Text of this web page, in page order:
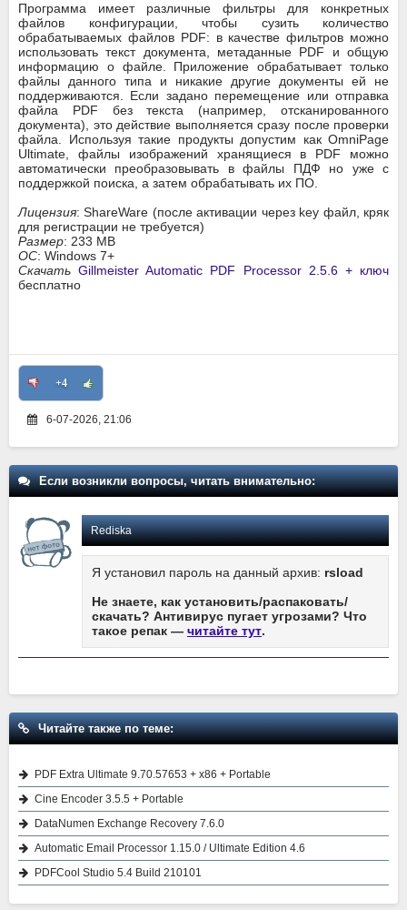
Программа имеет различные фильтры для конкретных
файлов конфигурации, чтобы сузить количество
обрабатываемых файлов PDF: в качестве фильтров можно
использовать текст документа, метаданные PDF и общую
информацию о файле. Приложение обрабатывает только
файлы данного типа и никакие другие документы ей не
поддерживаются. Если задано перемещение или отправка
файла PDF без текста (например, отсканированного
документа), это действие выполняется сразу после проверки
файла. Используя такие продукты допустим как OmniPage
Ultimate, файлы изображений хранящиеся в PDF можно
автоматически преобразовывать в файлы ПДФ но уже с
поддержкой поиска, а затем обрабатывать их ПО.
Лицензия: ShareWare (после активации через key файл, кряк
для регистрации не требуется)
Размер: 233 MB
ОС: Windows 7+
СкачатьGillmeister Automatic PDF Processor 2.5.6 + ключ
бесплатно
+4
6-07-2026, 21:06
Если возникли вопросы, читать внимательно:
Rediska
Я установил пароль на данный архив: rsload
Не знаете, как установить/распаковать/
скачать? Антивирус пугает угрозами? Что
такое репак — читайте тут.
Читайте также по теме:
PDF Extra Ultimate 9.70.57653 + x86 + Portable
Cine Encoder 3.5.5 + Portable
DataNumen Exchange Recovery 7.6.0
Automatic Email Processor 1.15.0 / Ultimate Edition 4.6
PDFCool Studio 5.4 Build 210101